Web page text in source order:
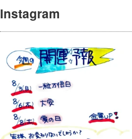
Instagram